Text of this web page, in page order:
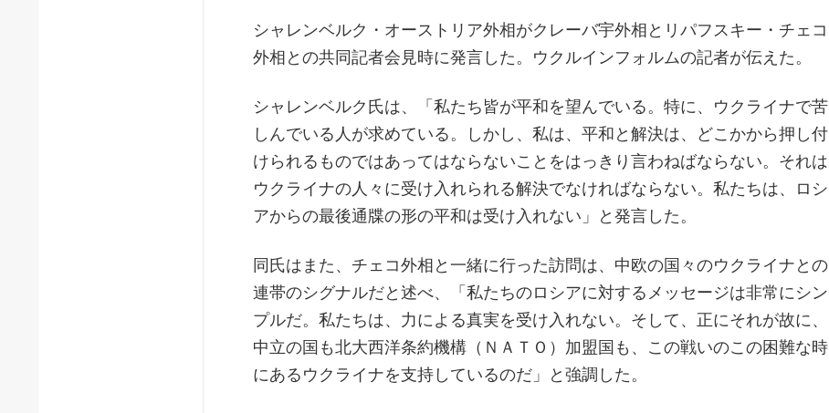
シャレンベルク・オーストリア外相がクレーバ宇外相とリパフスキー・チェコ
外相との共同記者会見時に発言した。ウクルインフォルムの記者が伝えた。
シャレンベルク氏は、「私たち皆が平和を望んでいる。特に、ウクライナで苦
しんでいる人が求めている。しかし、私は、平和と解決は、どこかから押し付
けられるものではあってはならないことをはっきり言わねばならない。それは
ウクライナの人々に受け入れられる解決でなければならない。私たちは、ロシ
アからの最後通牒の形の平和は受け入れない」と発言した。
同氏はまた、チェコ外相と一緒に行った訪問は、中欧の国々のウクライナとの
連帯のシグナルだと述べ、「私たちのロシアに対するメッセージは非常にシン
プルだ。私たちは、力による真実を受け入れない。そして、正にそれが故に、
中立の国も北大西洋条約機構（ＮＡＴＯ）加盟国も、この戦いのこの困難な時
にあるウクライナを支持しているのだ」と強調した。